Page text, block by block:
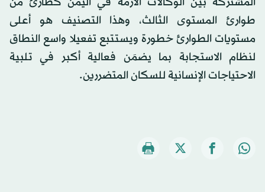
طوارئ المستوى الثالث، وهذا التصنيف هو أعلى
مستويات الطوارئ خطورة ويستتبع تفعيلا واسع النطاق
لنظام الاستجابة بما يضمَن فعالية أكبر في تلبية
الاحتياجات الإنسانية للسكان المتضررين.